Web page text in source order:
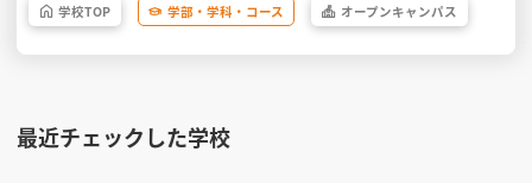
学校TOP 学部・ 学科・ コース オープンキャンパス
最近チェックした学校